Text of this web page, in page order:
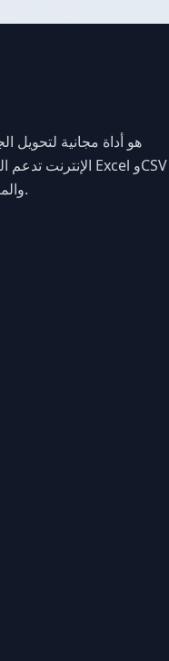
وJSON وMarkdown وLaTeX وSQL والمزيد.